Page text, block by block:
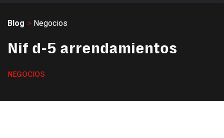
Blog Negocios
Nif d-5 arrendamientos
NEGOCIOS